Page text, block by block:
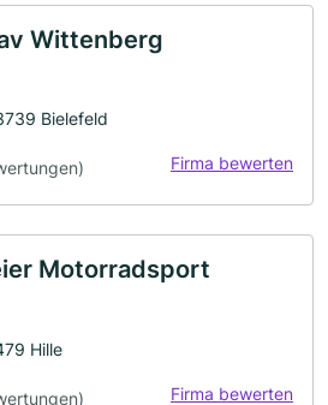
Wittenberg
Bielefeld
Firma bewerten
Motorradsport
Hille
Firma bewerten